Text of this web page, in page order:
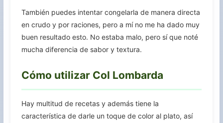
También puedes intentar congelarla de manera directa
en crudo y por raciones, pero a mí no me ha dado muy
buen resultado esto. No estaba malo, pero sí que noté
mucha diferencia de sabor y textura.
Cómo utilizar Col Lombarda
Hay multitud de recetas y además tiene la
característica de darle un toque de color al plato, así